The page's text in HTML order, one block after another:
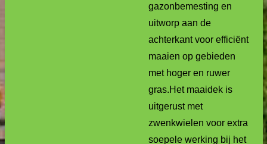
gazonbemesting en
uitworp aan de
achterkant voor efficiënt
maaien op gebieden
met hoger en ruwer
gras.Het maaidek is
uitgerust met
zwenkwielen voor extra
soepele werking bij het